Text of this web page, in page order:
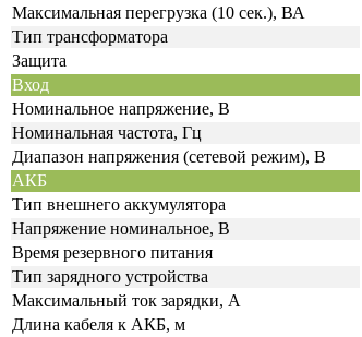
Максимальная перегрузка (10 сек.), ВА
Тип трансформатора
Защита
Вход
Номинальное напряжение, В
Номинальная частота, Гц
Диапазон напряжения (сетевой режим), В
АКБ
Тип внешнего аккумулятора
Напряжение номинальное, В
Время резервного питания
Тип зарядного устройства
Максимальный ток зарядки, A
Длина кабеля к АКБ, м